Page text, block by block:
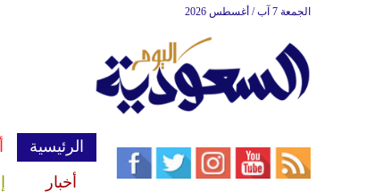
الجمعة 7 آب / أغسطس 2026
الرئيسية
أخبار